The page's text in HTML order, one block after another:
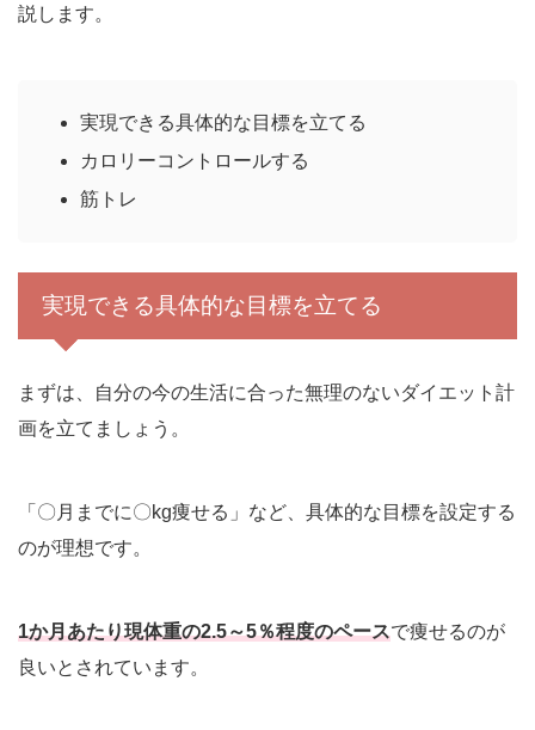
説します。
実現できる具体的な目標を立てる
カロリーコントロールする
筋トレ
実現できる具体的な目標を立てる
まずは、自分の今の生活に合った無理のないダイエット計
画を立てましょう。
「〇月までに〇kg痩せる」など、具体的な目標を設定する
のが理想です。
1か月あたり現体重の2.5～5％程度のペースで痩せるのが
良いとされています。